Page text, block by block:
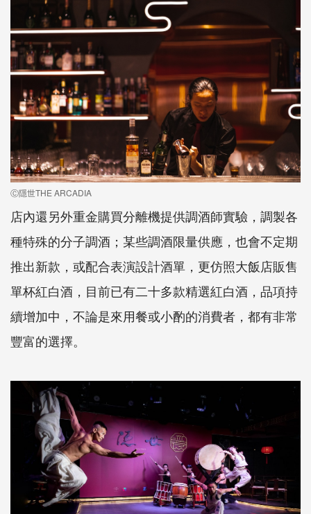
Ⓒ隱世THE ARCADIA
店內還另外重金購買分離機提供調酒師實驗，調製各
種特殊的分子調酒；某些調酒限量供應，也會不定期
推出新款，或配合表演設計酒單，更仿照大飯店販售
單杯紅白酒，目前已有二十多款精選紅白酒，品項持
續增加中，不論是來用餐或小酌的消費者，都有非常
豐富的選擇。